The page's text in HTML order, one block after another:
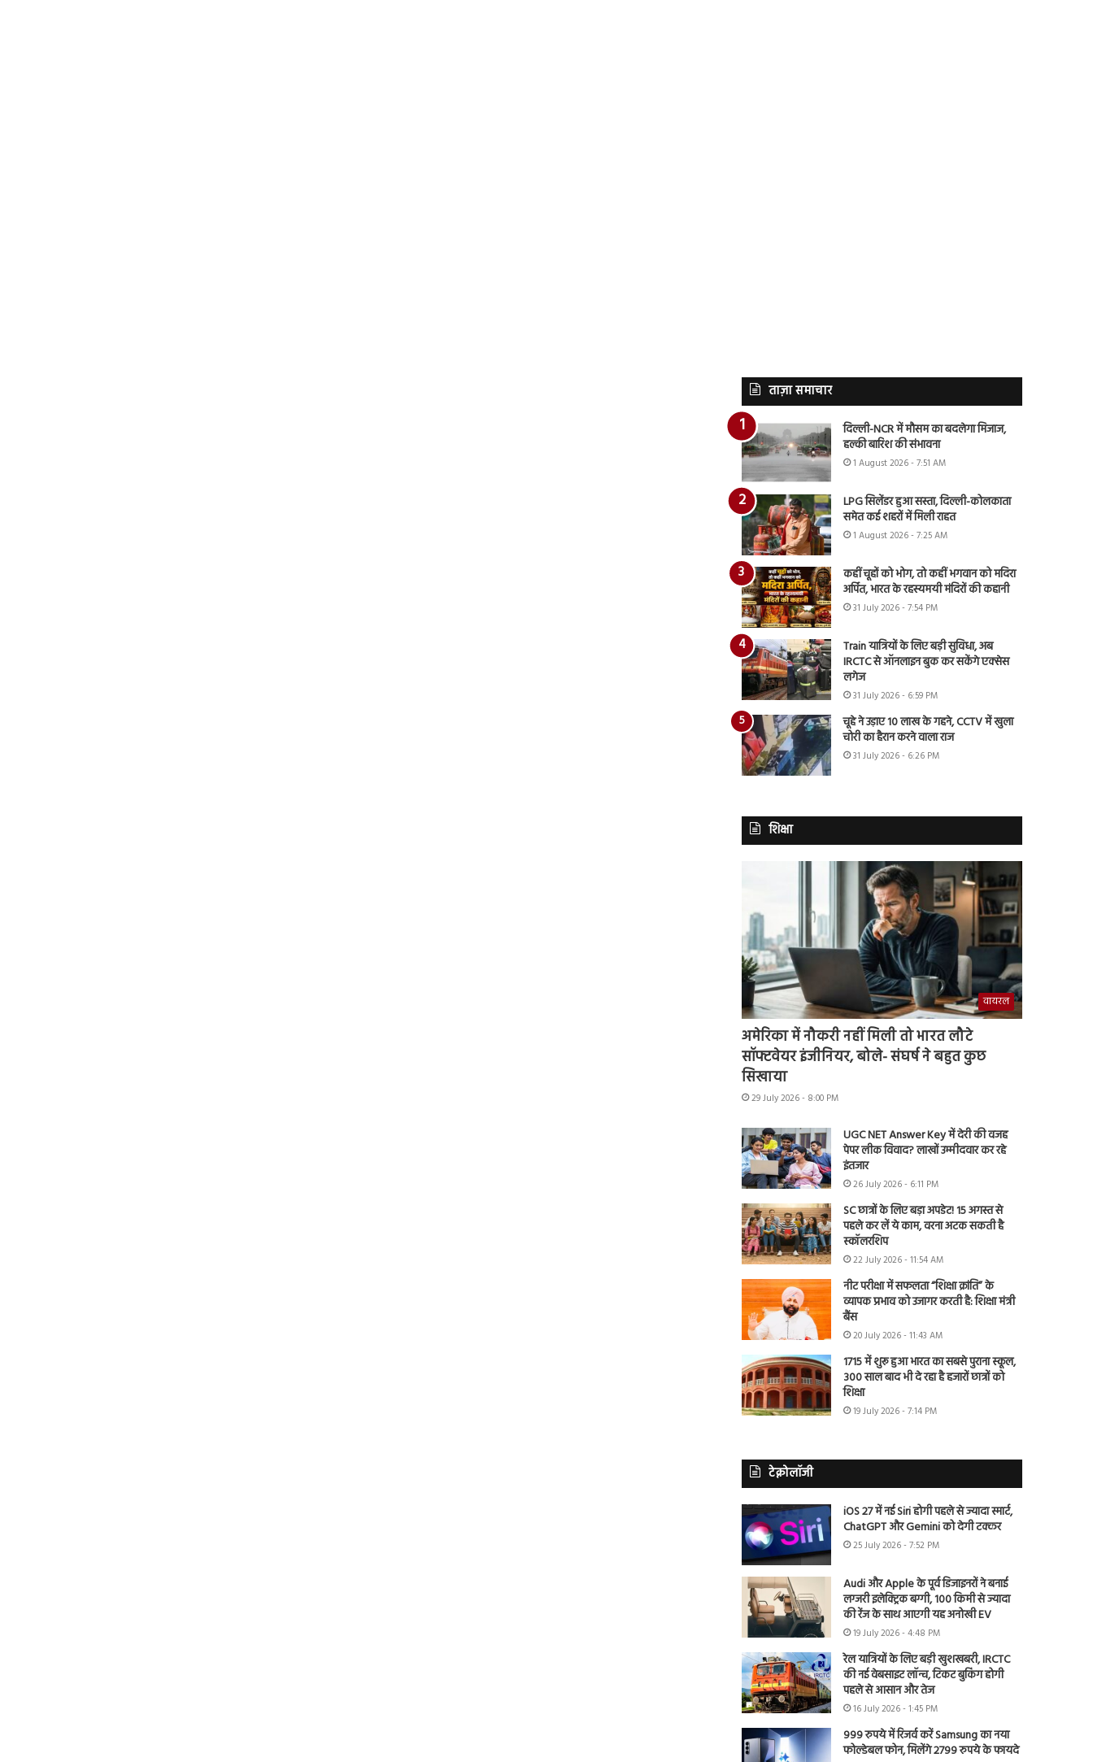
ताज़ा समाचार
दिल्ली-NCR में मौसम का बदलेगा मिजाज,
हल्की बारिश की संभावना
1 August 2026 - 7:51 AM
LPG सिलेंडर हुआ सस्ता, दिल्ली-कोलकाता
समेत कई शहरों में मिली राहत
1 August 2026 - 7:25 AM
कहीं चूहों को भोग, तो कहीं भगवान को मदिरा
अर्पित, भारत के रहस्यमयी मंदिरों की कहानी
31 July 2026 - 7:54 PM
Train यात्रियों के लिए बड़ी सुविधा, अब
IRCTC से ऑनलाइन बुक कर सकेंगे एक्सेस
लगेज
31 July 2026 - 6:59 PM
चूहे ने उड़ाए 10 लाख के गहने, CCTV में खुला
चोरी का हैरान करने वाला राज
31 July 2026 - 6:26 PM
शिक्षा
वायरल
अमेरिका में नौकरी नहीं मिली तो भारत लौटे
सॉफ्टवेयर इंजीनियर, बोले- संघर्ष ने बहुत कुछ
सिखाया
29 July 2026 - 8:00 PM
UGC NET Answer Key में देरी की वजह
पेपर लीक विवाद? लाखों उम्मीदवार कर रहे
इंतजार
26 July 2026 - 6:11 PM
SC छात्रों के लिए बड़ा अपडेट! 15 अगस्त से
पहले कर लें ये काम, वरना अटक सकती है
स्कॉलरशिप
22 July 2026 - 11:54 AM
नीट परीक्षा में सफलता “शिक्षा क्रांति” के
व्यापक प्रभाव को उजागर करती है: शिक्षा मंत्री
बैंस
20 July 2026 - 11:43 AM
1715 में शुरू हुआ भारत का सबसे पुराना स्कूल,
300 साल बाद भी दे रहा है हजारों छात्रों को
शिक्षा
19 July 2026 - 7:14 PM
टेक्नोलॉजी
iOS 27 में नई Siri होगी पहले से ज्यादा स्मार्ट,
ChatGPT और Gemini को देगी टक्कर
25 July 2026 - 7:52 PM
Audi और Apple के पूर्व डिजाइनरों ने बनाई
लग्जरी इलेक्ट्रिक बग्गी, 100 किमी से ज्यादा
की रेंज के साथ आएगी यह अनोखी EV
19 July 2026 - 4:48 PM
रेल यात्रियों के लिए बड़ी खुशखबरी, IRCTC
की नई वेबसाइट लॉन्च, टिकट बुकिंग होगी
पहले से आसान और तेज
16 July 2026 - 1:45 PM
999 रुपये में रिजर्व करें Samsung का नया
फोल्डेबल फोन, मिलेंगे 2799 रुपये के फायदे